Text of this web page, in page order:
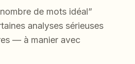
de mots idéal”
analyses sérieuses
— à manier avec